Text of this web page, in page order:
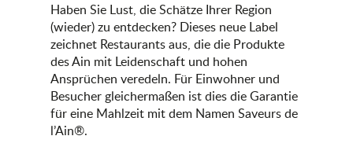
Haben Sie Lust, die Schätze Ihrer Region
(wieder) zu entdecken? Dieses neue Label
zeichnet Restaurants aus, die die Produkte
des Ain mit Leidenschaft und hohen
Ansprüchen veredeln. Für Einwohner und
Besucher gleichermaßen ist dies die Garantie
für eine Mahlzeit mit dem Namen Saveurs de
l’Ain®.